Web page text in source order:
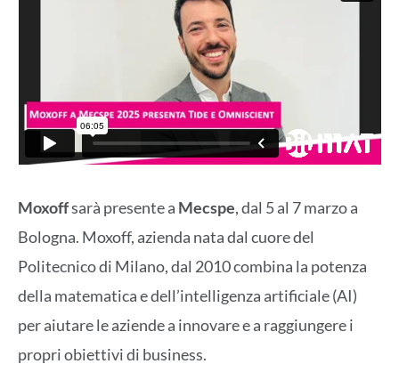
Moxoffsarà presente a Mecspe, dal 5 al 7 marzo a
Bologna. Moxoff, azienda nata dal cuore del
Politecnico di Milano, dal 2010 combina la potenza
della matematica e dell’intelligenza artificiale (AI)
per aiutare le aziende a innovare e a raggiungere i
propri obiettivi di business.